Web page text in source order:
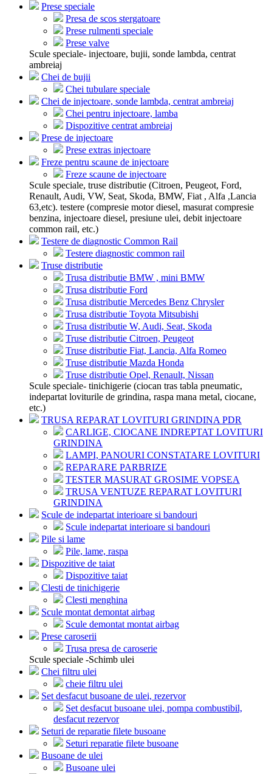
Prese speciale
Presa de scos stergatoare
Prese rulmenti speciale
Prese valve
Scule speciale- injectoare, bujii, sonde lambda, centrat
ambreiaj
Chei de bujii
Chei tubulare speciale
Chei de injectoare, sonde lambda, centrat ambreiaj
Chei pentru injectoare, lamba
Dispozitive centrat ambreiaj
Prese de injectoare
Prese extras injectoare
Freze pentru scaune de injectoare
Freze scaune de injectoare
Scule speciale, truse distributie (Citroen, Peugeot, Ford,
Renault, Audi, VW, Seat, Skoda, BMW, Fiat , Alfa ,Lancia
63,etc). testere (compresie motor diesel, masurat compresie
benzina, injectoare diesel, presiune ulei, debit injectoare
common rail, etc.)
Testere de diagnostic Common Rail
Testere diagnostic common rail
Truse distributie
Trusa distributie BMW , mini BMW
Trusa distributie Ford
Trusa distributie Mercedes Benz Chrysler
Trusa distributie Toyota Mitsubishi
Trusa distributie W, Audi, Seat, Skoda
Truse distributie Citroen, Peugeot
Truse distributie Fiat, Lancia, Alfa Romeo
Truse distributie Mazda Honda
Truse distributie Opel, Renault, Nissan
Scule speciale- tinichigerie (ciocan tras tabla pneumatic,
indepartat loviturile de grindina, raspa mana metal, ciocane,
etc.)
TRUSA REPARAT LOVITURI GRINDINA PDR
CARLIGE, CIOCANE INDREPTAT LOVITURI
GRINDINA
LAMPI, PANOURI CONSTATARE LOVITURI
REPARARE PARBRIZE
TESTER MASURAT GROSIME VOPSEA
TRUSA VENTUZE REPARAT LOVITURI
GRINDINA
Scule de indepartat interioare si bandouri
Scule indepartat interioare si bandouri
Pile si lame
Pile, lame, raspa
Dispozitive de taiat
Dispozitive taiat
Clesti de tinichigerie
Clesti menghina
Scule montat demontat airbag
Scule demontat montat airbag
Prese caroserii
Trusa presa de caroserie
Scule speciale -Schimb ulei
Chei filtru ulei
cheie filtru ulei
Set desfacut busoane de ulei, rezervor
Set desfacut busoane ulei, pompa combustibil,
desfacut rezervor
Seturi de reparatie filete busoane
Seturi reparatie filete busoane
Busoane de ulei
Busoane ulei